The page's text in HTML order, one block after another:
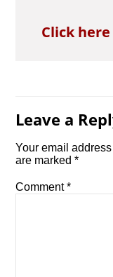
Click
Leave a
Your email
are marked*
Comment*